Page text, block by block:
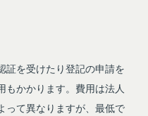
証を受けたり登記の申請を
もかかります。費用は法人
って異なりますが、最低で